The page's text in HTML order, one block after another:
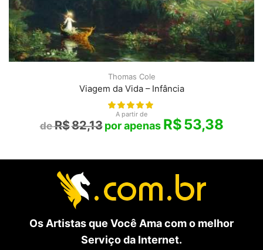
Thomas Cole
Viagem da Vida – Infância
A partir de
R$82,13 R$53,38
Os Artistas que Você Ama com o melhor
Serviço da Internet.